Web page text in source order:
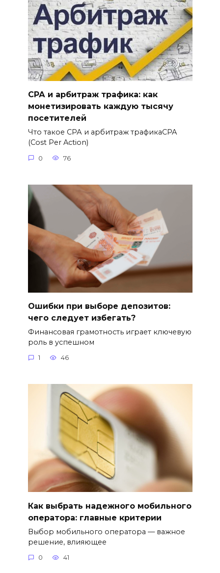
СРА и арбитраж трафика: как
монетизировать каждую тысячу
посетителей
Что такое СРА и арбитраж трафикаCPA
(Cost Per Action)
0 76
Ошибки при выборе депозитов:
чего следует избегать?
Финансовая грамотность играет ключевую
роль в успешном
1 46
Как выбрать надежного мобильного
оператора: главные критерии
Выбор мобильного оператора — важное
решение, влияющее
0 41